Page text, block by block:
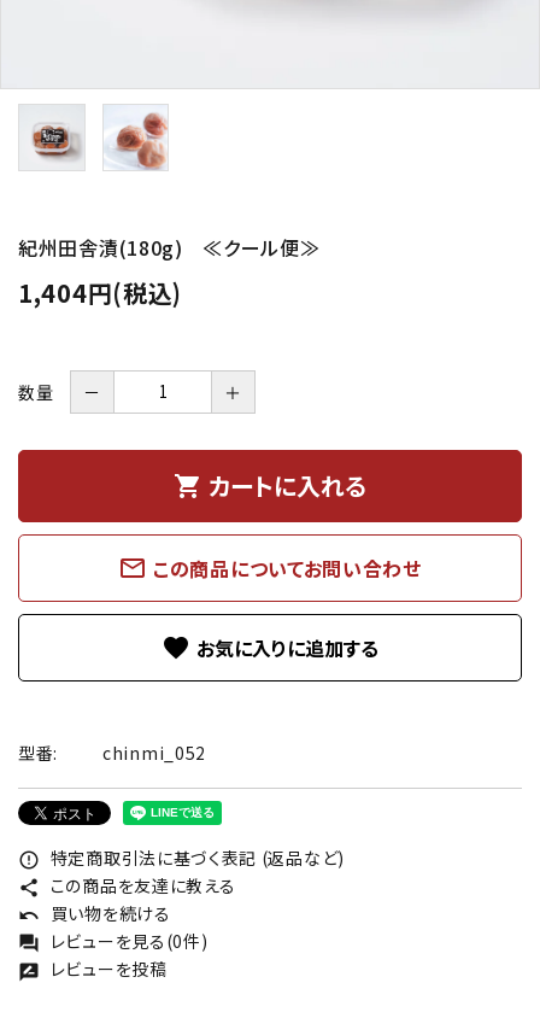
紀州田舎漬(180g) ≪クール便≫
1,404円(税込)
数量 － ＋
shopping_cart カートに入れる
mail_outline この商品についてお問い合わせ
favorite
型番: chinmi_052
error_outline 特定商取引法に基づく表記 (返品など)
share この商品を友達に教える
undo 買い物を続ける
forum レビューを見る(0件)
rate_review レビューを投稿